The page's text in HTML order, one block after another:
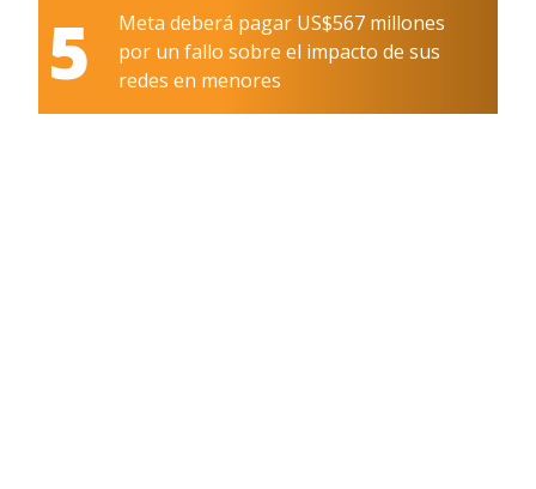
5
Meta deberá pagar US$567 millones
por un fallo sobre el impacto de sus
redes en menores